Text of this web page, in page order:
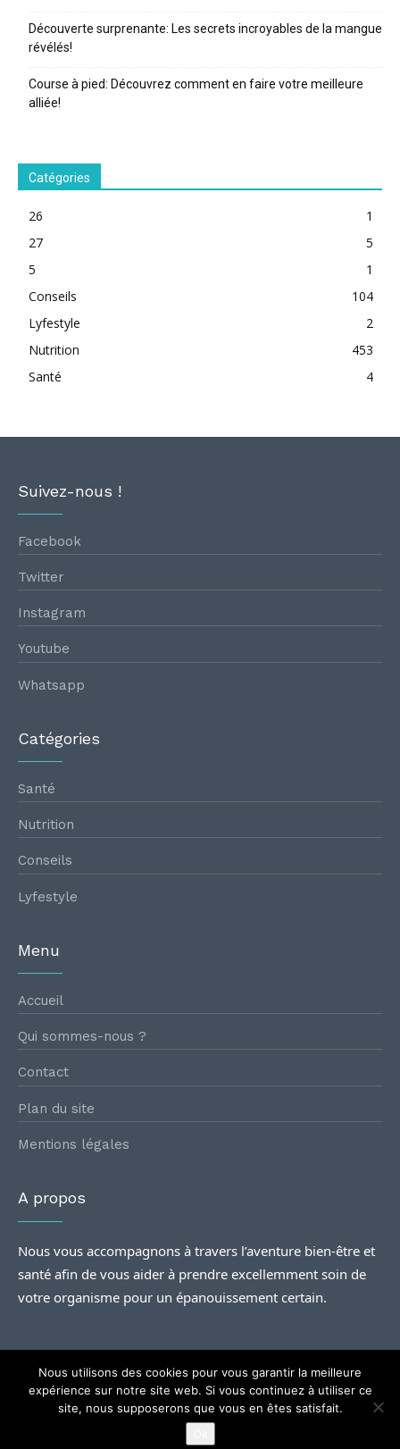
Découverte surprenante: Les secrets incroyables de la mangue
révélés!
Course à pied: Découvrez comment en faire votre meilleure
alliée!
Catégories
26
1
27
5
5
1
Conseils
104
Lyfestyle
2
Nutrition
453
Santé
4
Suivez-nous !
Facebook
Twitter
Instagram
Youtube
Whatsapp
Catégories
Santé
Nutrition
Conseils
Lyfestyle
Menu
Accueil
Qui sommes-nous ?
Contact
Plan du site
Mentions légales
A propos
Nous vous accompagnons à travers l’aventure bien-être et
santé afin de vous aider à prendre excellemment soin de
votre organisme pour un épanouissement certain.
Rencontres santé | Tous droits Réservés.
Nous utilisons des cookies pour vous garantir la meilleure
expérience sur notre site web. Si vous continuez à utiliser ce
site, nous supposerons que vous en êtes satisfait.